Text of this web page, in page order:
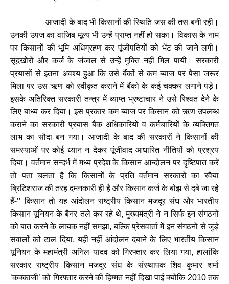
आजादी के बाद भी किसानों की स्थिति जस की तस बनी रही।
उनकी उपज का वाजिब मूल्य भी उन्हें प्राप्त नहीं हो सका। विकास के नाम
पर किसानों की भूमि अधिग्रहण कर पूंजीपतियों को भेंट की जाने लगीं।
सूदखोरों और कर्ज के जंजाल से उन्हें मुक्ति नहीं मिल पायी। सरकारी
प्रयासों से इतना अवश्य हुआ कि उसे बैंकों से कम ब्याज पर पैसा जरूर
मिला पर उस ऋण को स्वीकृत कराने में बैंको के कई चक्कर लगाने पड़े।
इसके अतिरिक्त सरकारी तन्त्र में व्याप्त भ्रष्टाचार ने उसे रिश्वत देने के
लिए बाध्य कर दिया। इस प्रकार कम ब्याज पर किसान को ऋण उपलब्ध
कराने का सरकारी प्रयास बैंक अधिकारियों व कर्मचारियों के व्यक्तिगत
लाभ का सौदा बन गया। आजादी के बाद की सरकारों ने किसानों की
समस्याओं पर कोई ध्यान न देकर पूंजीवाद आधारित नीतियों को प्रश्रय
दिया। वर्तमान सन्दर्भ में मध्य प्रदेश के किसान आन्दोलन पर दृष्टिपात करें
तो पता चलता है कि किसानों के प्रति वर्तमान सरकारों का रवैया
ब्रिटिशराज की तरह दमनकारी ही है और किसान कर्ज के बोझ से दबे जा रहे
हैं-’’किसान तो यह आंदोलन राष्ट्रीय किसान मजदूर संघ और भारतीय
किसान यूनियन के बैनर तले कर रहे थे,मुख्यमंत्री ने न सिर्फ इन संगठनों
को बात करने के लायक नहीं समझा,बल्कि प्रेसवार्ता में इन संगठनों से जुड़े
सवालों को टाल दिया,यही नहीं आंदोलन दबाने के लिए भारतीय किसान
यूनियन के महामंत्री अनिल यादव को गिरफ्तार कर लिया गया,हालांकि
सरकार राष्ट्रीय किसान मजदूर संघ के संस्थापक शिव कुमार शर्मा
‘कक्काजी’को गिरफ्तार करने की हिम्मत नहीं दिखा पाई क्योंकि 2010तक